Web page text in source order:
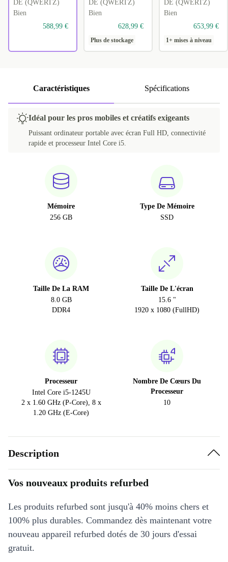
DE (QWERTZ)
Bien
588,99 €
DE (QWERTZ)
Bien
628,99 €
Plus de stockage
DE (QWERTZ)
Bien
653,99 €
1+ mises à niveau
Caractéristiques Spécifications
Idéal pour les pros mobiles et créatifs exigeants
Puissant ordinateur portable avec écran Full HD, connectivité
rapide et processeur Intel Core i5.
Mémoire
256 GB
Type De Mémoire
SSD
Taille De La RAM
8.0 GB
DDR4
Taille De L'écran
15.6 "
1920 x 1080 (FullHD)
Processeur
Intel Core i5-1245U
2 x 1.60 GHz (P-Core), 8 x
1.20 GHz (E-Core)
Nombre De Cœurs Du
Processeur
10
Description
Vos nouveaux produits refurbed
Les produits refurbed sont jusqu'à 40% moins chers et
100% plus durables. Commandez dès maintenant votre
nouveau appareil refurbed dotés de 30 jours d'essai
gratuit.